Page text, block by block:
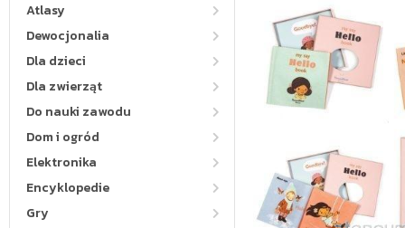
Atlasy
Dewocjonalia
Dla dzieci
Dla zwierząt
Do nauki zawodu
Dom i ogród
Elektronika
Encyklopedie
Gry